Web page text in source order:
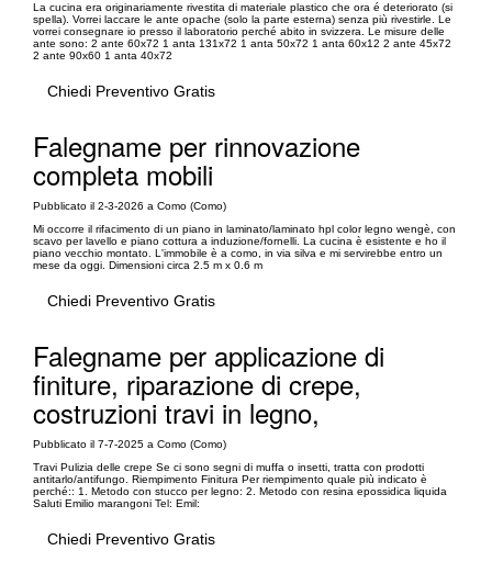
La cucina era originariamente rivestita di materiale plastico che ora é deteriorato (si
spella). Vorrei laccare le ante opache (solo la parte esterna) senza più rivestirle. Le
vorrei consegnare io presso il laboratorio perché abito in svizzera. Le misure delle
ante sono: 2 ante 60x72 1 anta 131x72 1 anta 50x72 1 anta 60x12 2 ante 45x72
2 ante 90x60 1 anta 40x72
Chiedi Preventivo Gratis
Falegname per rinnovazione
completa mobili
Pubblicato il 2-3-2026 a Como (Como)
Mi occorre il rifacimento di un piano in laminato/laminato hpl color legno wengè, con
scavo per lavello e piano cottura a induzione/fornelli. La cucina è esistente e ho il
piano vecchio montato. L'immobile è a como, in via silva e mi servirebbe entro un
mese da oggi. Dimensioni circa 2.5 m x 0.6 m
Chiedi Preventivo Gratis
Falegname per applicazione di
finiture, riparazione di crepe,
costruzioni travi in legno,
Pubblicato il 7-7-2025 a Como (Como)
Travi Pulizia delle crepe Se ci sono segni di muffa o insetti, tratta con prodotti
antitarlo/antifungo. Riempimento Finitura Per riempimento quale più indicato è
perché:: 1. Metodo con stucco per legno: 2. Metodo con resina epossidica liquida
Saluti Emilio marangoni Tel: Emil:
Chiedi Preventivo Gratis